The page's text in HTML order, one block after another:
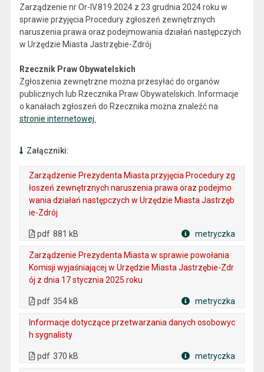
Zarządzenie nr Or-IV.819.2024 z 23 grudnia 2024 roku w
sprawie przyjęcia Procedury zgłoszeń zewnętrznych
naruszenia prawa oraz podejmowania działań następczych
w Urzędzie Miasta Jastrzębie-Zdrój
Rzecznik Praw Obywatelskich
Zgłoszenia zewnętrzne można przesyłać do organów
publicznych lub Rzecznika Praw Obywatelskich. Informacje
o kanałach zgłoszeń do Rzecznika można znaleźć na
stronie internetowej.
Załączniki:
Zarządzenie Prezydenta Miasta przyjęcia Procedury zg
łoszeń zewnętrznych naruszenia prawa oraz podejmo
wania działań następczych w Urzędzie Miasta Jastrzęb
ie-Zdrój
pdf 881 kB metryczka
Zarządzenie Prezydenta Miasta w sprawie powołania
Komisji wyjaśniającej w Urzędzie Miasta Jastrzębie-Zdr
ój z dnia 17 stycznia 2025 roku
pdf 354 kB metryczka
Informacje dotyczące przetwarzania danych osobowyc
h sygnalisty
pdf 370 kB metryczka